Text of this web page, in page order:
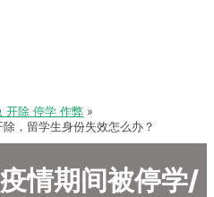
开除 停学 作弊
，留学生身份失效怎么办？
疫情期间被停学/